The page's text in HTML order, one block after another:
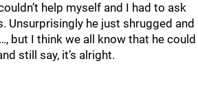
help myself and I had to ask
Unsurprisingly he just shrugged and
but I think we all know that he could
still say, it’s alright.